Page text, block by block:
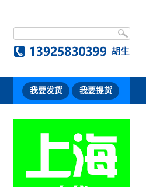
我要发货 我要提货